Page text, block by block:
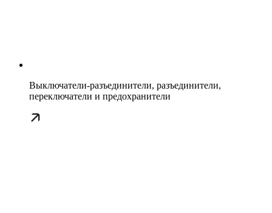
Выключатели-разъединители, разъединители,
переключатели и предохранители